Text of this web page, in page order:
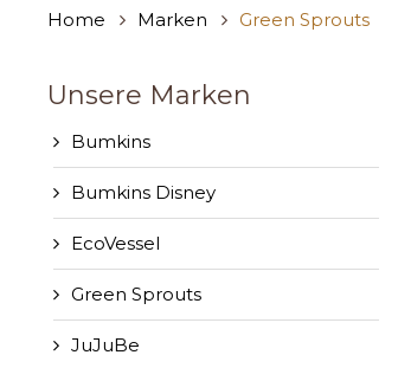
Home Marken Green Sprouts
Unsere Marken
Bumkins
Bumkins Disney
EcoVessel
Green Sprouts
JuJuBe